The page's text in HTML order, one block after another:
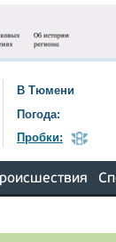
В Тюмени
Погода:
Пробки: